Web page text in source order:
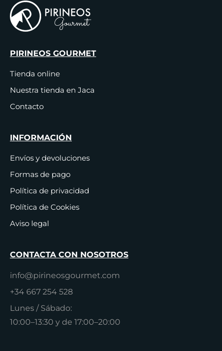
PIRINEOS GOURMET
Tienda online
Nuestra tienda en Jaca
Contacto
INFORMACIÓN
Envíos y devoluciones
Formas de pago
Política de privacidad
Política de Cookies
Aviso legal
CONTACTA CON NOSOTROS
info@pirineosgourmet.com
+34 667 254 528
Lunes / Sábado:
10:00–13:30 y de 17:00–20:00